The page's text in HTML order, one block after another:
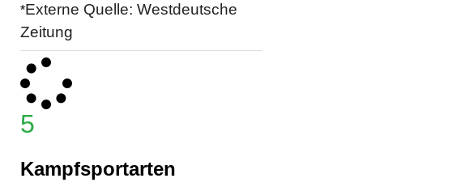
*Externe Quelle: Westdeutsche
Zeitung
5
Kampfsportarten